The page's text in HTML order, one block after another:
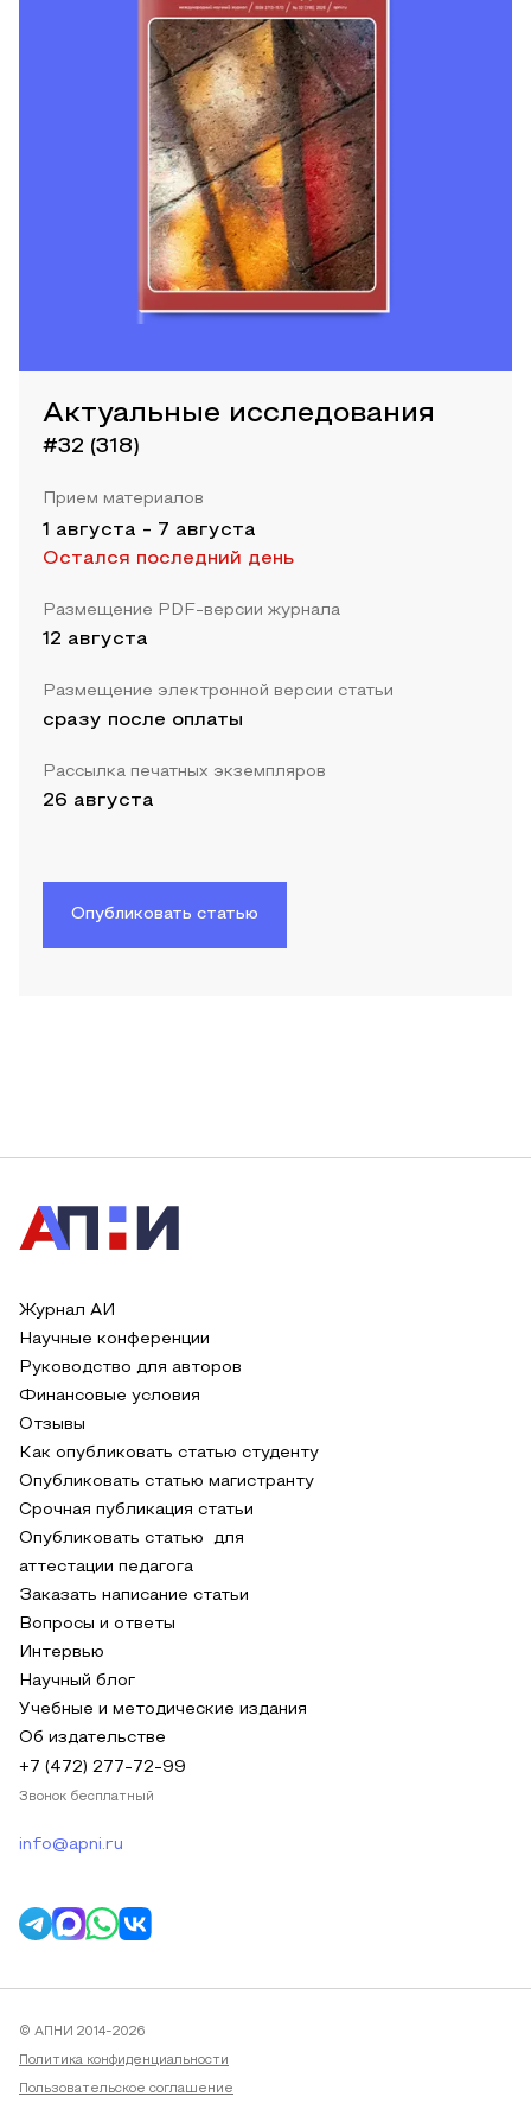
Актуальные исследования
#32 (318)
Прием материалов
1 августа - 7 августа
Остался последний день
Размещение PDF-версии журнала
12 августа
Размещение электронной версии статьи
сразу после оплаты
Рассылка печатных экземпляров
26 августа
Опубликовать статью
Журнал АИ
Научные конференции
Руководство для авторов
Финансовые условия
Отзывы
Как опубликовать статью студенту
Опубликовать статью магистранту
Срочная публикация статьи
Опубликовать статью для
аттестации педагога
Заказать написание статьи
Вопросы и ответы
Интервью
Научный блог
Учебные и методические издания
Об издательстве
+7 (472) 277-72-99
Звонок бесплатный
info@apni.ru
© АПНИ 2014-2026
Политика конфиденциальности
Пользовательское соглашение